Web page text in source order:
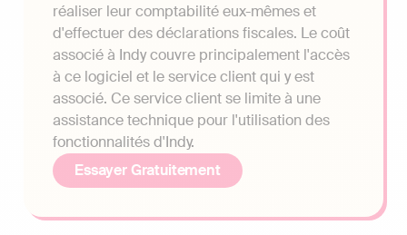
réaliser leur comptabilité eux-mêmes et
d'effectuer des déclarations fiscales. Le coût
associé à Indy couvre principalement l'accès
à ce logiciel et le service client qui y est
associé. Ce service client se limite à une
assistance technique pour l'utilisation des
fonctionnalités d'Indy.
Essayer Gratuitement